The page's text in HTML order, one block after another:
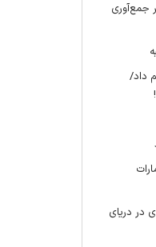
هزار ماینر جمع‌آوری
داد/
در دریای